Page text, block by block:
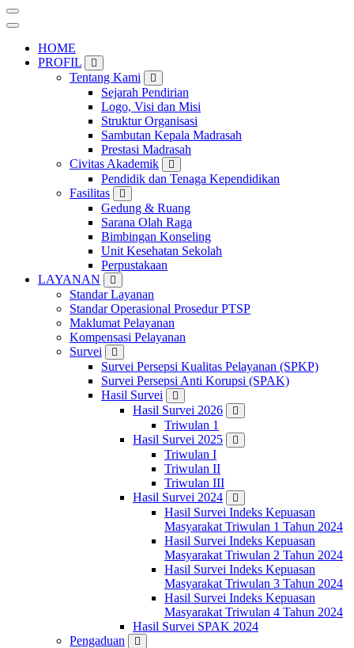
HOME
PROFIL
Tentang Kami
Sejarah Pendirian
Logo, Visi dan Misi
Struktur Organisasi
Sambutan Kepala Madrasah
Prestasi Madrasah
Civitas Akademik
Pendidik dan Tenaga Kependidikan
Fasilitas
Gedung & Ruang
Sarana Olah Raga
Bimbingan Konseling
Unit Kesehatan Sekolah
Perpustakaan
LAYANAN
Standar Layanan
Standar Operasional Prosedur PTSP
Maklumat Pelayanan
Kompensasi Pelayanan
Survei
Survei Persepsi Kualitas Pelayanan (SPKP)
Survei Persepsi Anti Korupsi (SPAK)
Hasil Survei
Hasil Survei 2026
Triwulan 1
Hasil Survei 2025
Triwulan I
Triwulan II
Triwulan III
Hasil Survei 2024
Hasil Survei Indeks Kepuasan
Masyarakat Triwulan 1 Tahun 2024
Hasil Survei Indeks Kepuasan
Masyarakat Triwulan 2 Tahun 2024
Hasil Survei Indeks Kepuasan
Masyarakat Triwulan 3 Tahun 2024
Hasil Survei Indeks Kepuasan
Masyarakat Triwulan 4 Tahun 2024
Hasil Survei SPAK 2024
Pengaduan